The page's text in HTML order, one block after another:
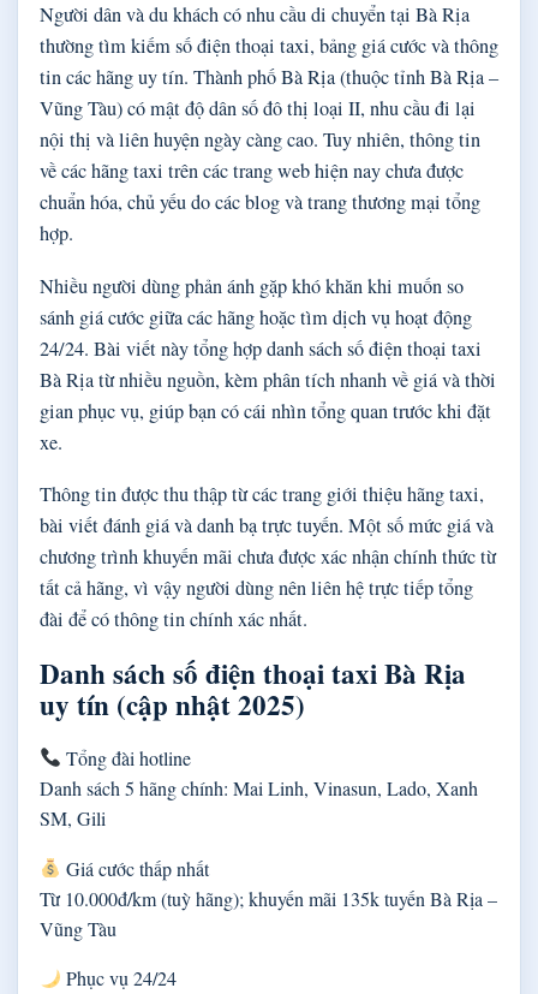
Người dân và du khách có nhu cầu di chuyển tại Bà Rịa
thường tìm kiếm số điện thoại taxi, bảng giá cước và thông
tin các hãng uy tín. Thành phố Bà Rịa (thuộc tỉnh Bà Rịa –
Vũng Tàu) có mật độ dân số đô thị loại II, nhu cầu đi lại
nội thị và liên huyện ngày càng cao. Tuy nhiên, thông tin
về các hãng taxi trên các trang web hiện nay chưa được
chuẩn hóa, chủ yếu do các blog và trang thương mại tổng
hợp.
Nhiều người dùng phản ánh gặp khó khăn khi muốn so
sánh giá cước giữa các hãng hoặc tìm dịch vụ hoạt động
24/24. Bài viết này tổng hợp danh sách số điện thoại taxi
Bà Rịa từ nhiều nguồn, kèm phân tích nhanh về giá và thời
gian phục vụ, giúp bạn có cái nhìn tổng quan trước khi đặt
xe.
Thông tin được thu thập từ các trang giới thiệu hãng taxi,
bài viết đánh giá và danh bạ trực tuyến. Một số mức giá và
chương trình khuyến mãi chưa được xác nhận chính thức từ
tất cả hãng, vì vậy người dùng nên liên hệ trực tiếp tổng
đài để có thông tin chính xác nhất.
Danh sách số điện thoại taxi Bà Rịa
uy tín (cập nhật 2025)
Tổng đài hotline
Danh sách 5 hãng chính: Mai Linh, Vinasun, Lado, Xanh
SM, Gili
Giá cước thấp nhất
Từ 10.000đ/km (tuỳ hãng); khuyến mãi 135k tuyến Bà Rịa –
Vũng Tàu
Phục vụ 24/24